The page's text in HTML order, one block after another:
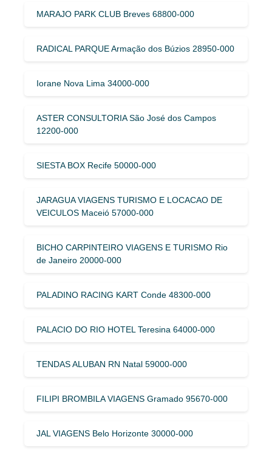
MARAJO PARK CLUB Breves 68800-000
RADICAL PARQUE Armação dos Búzios 28950-000
Iorane Nova Lima 34000-000
ASTER CONSULTORIA São José dos Campos
12200-000
SIESTA BOX Recife 50000-000
JARAGUA VIAGENS TURISMO E LOCACAO DE
VEICULOS Maceió 57000-000
BICHO CARPINTEIRO VIAGENS E TURISMO Rio
de Janeiro 20000-000
PALADINO RACING KART Conde 48300-000
PALACIO DO RIO HOTEL Teresina 64000-000
TENDAS ALUBAN RN Natal 59000-000
FILIPI BROMBILA VIAGENS Gramado 95670-000
JAL VIAGENS Belo Horizonte 30000-000